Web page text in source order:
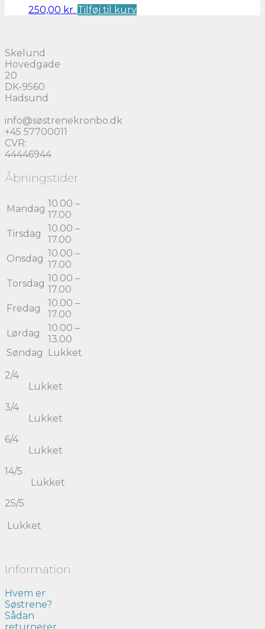
250,00 kr. Tilføj til kurv
Skelund
Hovedgade
20
DK-9560
Hadsund
info@søstrenekronbo.dk
+45 57700011
CVR:
44446944
Åbningstider
Mandag 10.00 –
17.00
Tirsdag
10.00 –
17.00
Onsdag 10.00 –
17.00
Torsdag 10.00 –
17.00
Fredag
10.00 –
17.00
Lørdag
10.00 –
13.00
Søndag
Lukket
2/4
Lukket
3/4
Lukket
6/4
Lukket
14/5
Lukket
25/5
Lukket
Information
Hvem er
Søstrene?
Sådan